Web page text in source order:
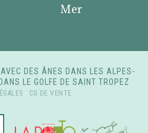
Mer
DES ÂNES DANS LES ALPES-
LE GOLFE DE SAINT TROPEZ
- CG DE VENTE